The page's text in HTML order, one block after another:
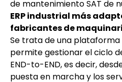
de mantenimiento SAT de
ERP industrial más
fabricantes de
Se trata de una
permite gestionar el ciclo
END-to-END, es decir,
puesta en marcha y los